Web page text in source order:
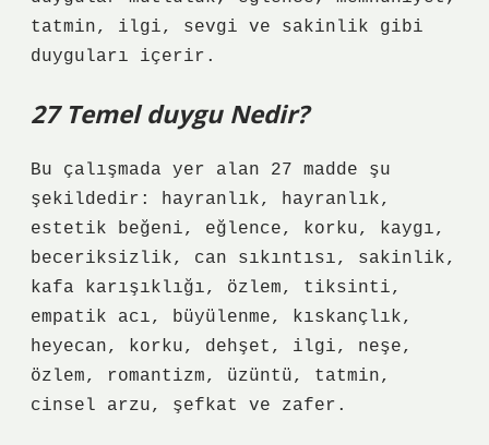
tatmin, ilgi, sevgi ve sakinlik gibi
duyguları içerir.
27 Temel duygu Nedir?
Bu çalışmada yer alan 27 madde şu
şekildedir: hayranlık, hayranlık,
estetik beğeni, eğlence, korku, kaygı,
beceriksizlik, can sıkıntısı, sakinlik,
kafa karışıklığı, özlem, tiksinti,
empatik acı, büyülenme, kıskançlık,
heyecan, korku, dehşet, ilgi, neşe,
özlem, romantizm, üzüntü, tatmin,
cinsel arzu, şefkat ve zafer.